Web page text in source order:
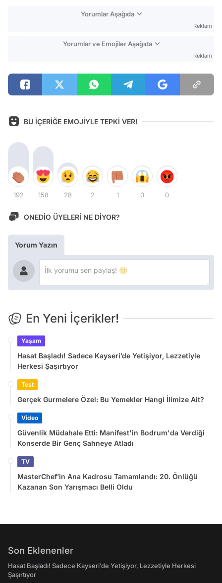
Yorumlar Aşağıda
Reklam
Yorumlar ve Emojiler Aşağıda
Reklam
BU İÇERİĞE EMOJİYLE TEPKİ VER!
192 158 28 2 1 0 0
ONEDİO ÜYELERİ NE DİYOR?
Yorum Yazın
En Yeni İçerikler!
Yaşam
Hasat Başladı! Sadece Kayseri’de Yetişiyor, Lezzetiyle
Herkesi Şaşırtıyor
Test
Gerçek Gurmelere Özel: Bu Yemekler Hangi İlimize Ait?
Video
Güvenlik Müdahale Etti: Manifest'in Bodrum'da Verdiği
Konserde Bir Genç Sahneye Atladı
TV
MasterChef’in Ana Kadrosu Tamamlandı: 20. Önlüğü
Kazanan Son Yarışmacı Belli Oldu
Son Eklenenler
Hasat Başladı! Sadece Kayseri’de Yetişiyor, Lezzetiyle Herkesi
Şaşırtıyor